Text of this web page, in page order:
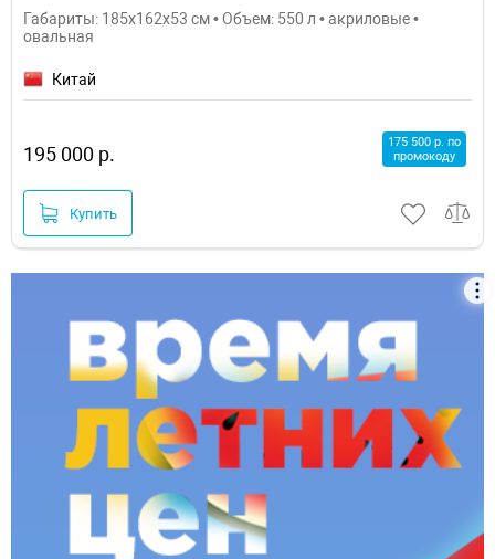
Габариты: 185x162x53 см • Объем: 550 л • акриловые •
овальная
Китай
195 000 р.
175 500 р. по
промокоду
Купить